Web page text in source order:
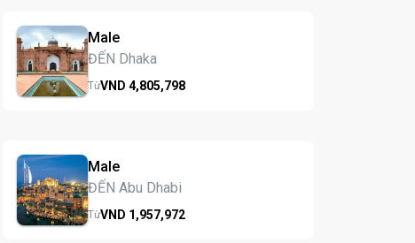
Male
ĐẾN Dhaka
TừVND4,805,798
Male
ĐẾN Abu Dhabi
TừVND 1,957,972